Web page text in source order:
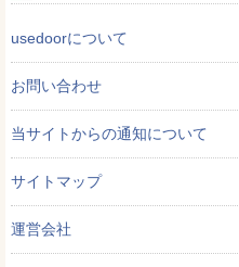
usedoorについて
お問い合わせ
当サイトからの通知について
サイトマップ
運営会社